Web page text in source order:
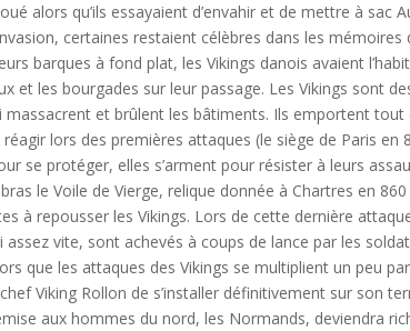
alors qu’ils essayaient d’envahir et de mettre à sac
certaines restaient célèbres dans les
barques à fond plat, les Vikings danois avaient
et les bourgades sur leur passage. Les Vikings sont
et brûlent les bâtiments. Ils emportent
lors des premières attaques (le siège de Paris
se protéger, elles s’arment pour résister à leurs
le Voile de Vierge, relique donnée à Chartres en
à repousser les Vikings. Lors de cette dernière
assez vite, sont achevés à coups de lance par les
que les attaques des Vikings se multiplient un peu
Viking Rollon de s’installer définitivement sur son
aux hommes du nord, les Normands, deviendra